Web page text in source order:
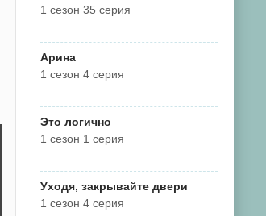
1 сезон 35 серия
Арина
1 сезон 4 серия
Это логично
1 сезон 1 серия
Уходя, закрывайте двери
1 сезон 4 серия